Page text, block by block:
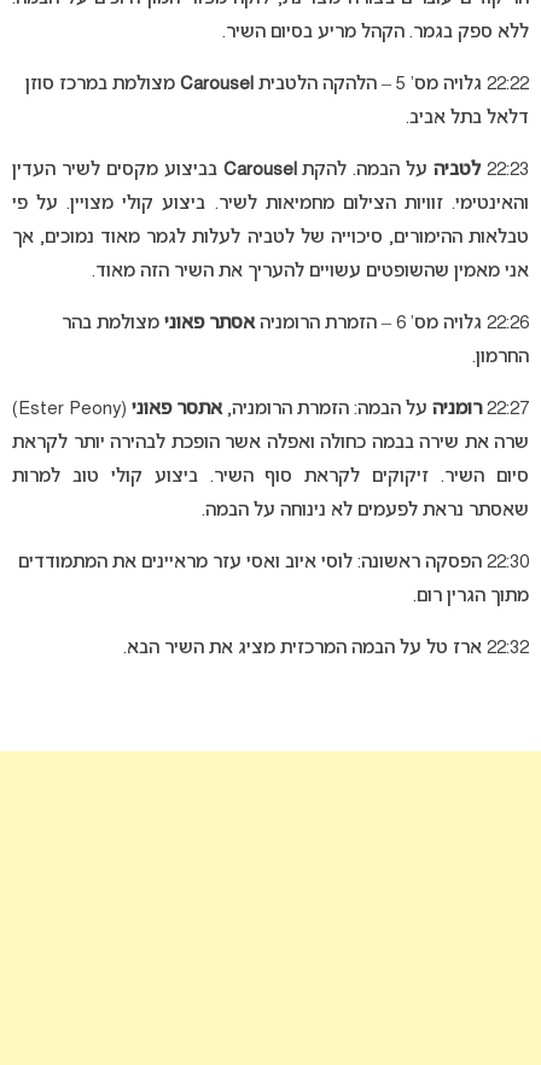
ללא ספק בגמר. הקהל מריע בסיום השיר.
22:22 גלויה מס’ 5 – הלהקה הלטבית Carousel מצולמת במרכז סוזן
דלאל בתל אביב.
22:23 לטביהעל הבמה. להקת Carousel בביצוע מקסים לשיר העדין
והאינטימי. זוויות הצילום מחמיאות לשיר. ביצוע קולי מצויין. על פי
טבלאות ההימורים, סיכוייה של לטביה לעלות לגמר מאוד נמוכים, אך
אני מאמין שהשופטים עשויים להעריך את השיר הזה מאוד.
22:26 גלויה מס’ 6 – הזמרת הרומניה אסתר פאוני מצולמת בהר
החרמון.
22:27 רומניה על הבמה: הזמרת הרומניה,אתסר פאוני
(Ester Peony)
שרה את שירה בבמה כחולה ואפלה אשר הופכת לבהירה יותר לקראת
סיום השיר. זיקוקים לקראת סוף השיר. ביצוע קולי טוב למרות
שאסתר נראת לפעמים לא נינוחה על הבמה.
22:30 הפסקה ראשונה: לוסי איוב ואסי עזר מראיינים את המתמודדים
מתוך הגרין רום.
22:32 ארז טל על הבמה המרכזית מציג את השיר הבא.